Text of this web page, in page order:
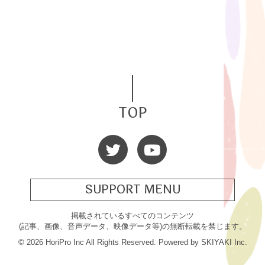
TOP
SUPPORT MENU
掲載されているすべてのコンテンツ
(記事、画像、音声データ、映像データ等)の無断転載を禁じます。
© 2026 HoriPro Inc All Rights Reserved. Powered by SKIYAKI Inc.